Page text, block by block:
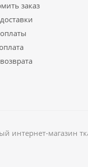
заказ
интернет-магазин